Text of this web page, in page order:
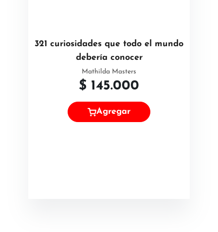
321 curiosidades que todo el mundo
debería conocer
Mathilda Masters
$ 145.000
Agregar